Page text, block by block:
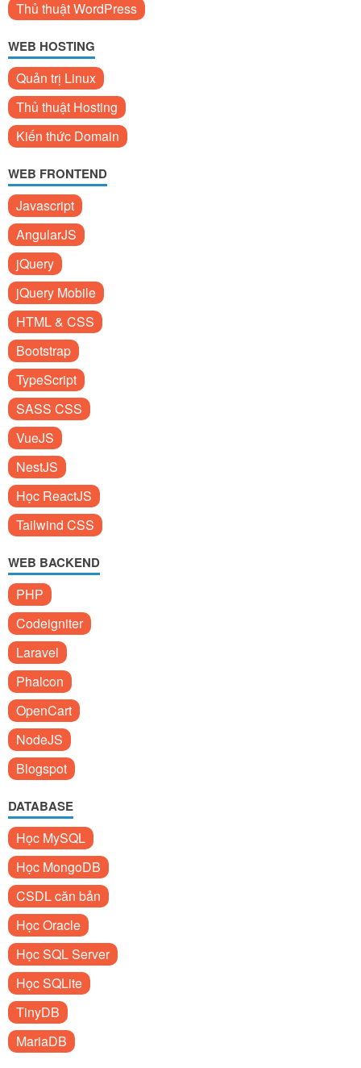
Thủ thuật WordPress
WEB HOSTING
Quản trị Linux
Thủ thuật Hosting
Kiến thức Domain
WEB FRONTEND
Javascript
AngularJS
jQuery
jQuery Mobile
HTML & CSS
Bootstrap
TypeScript
SASS CSS
VueJS
NestJS
Học ReactJS
Tailwind CSS
WEB BACKEND
PHP
Codeigniter
Laravel
Phalcon
OpenCart
NodeJS
Blogspot
DATABASE
Học MySQL
Học MongoDB
CSDL căn bản
Học Oracle
Học SQL Server
Học SQLite
TinyDB
MariaDB